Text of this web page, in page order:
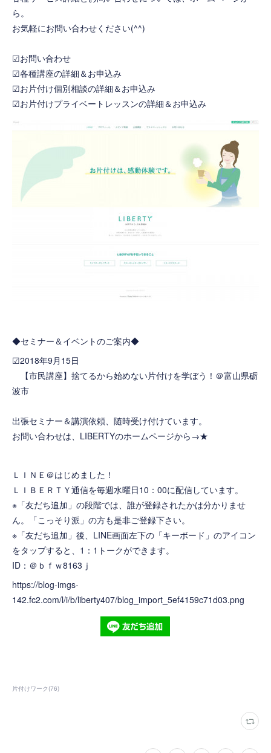
ら。
お気軽にお問い合わせください(^^)
☑お問い合わせ
☑各種講座の詳細＆お申込み
☑お片付け個別相談の詳細＆お申込み
☑お片付けプライベートレッスンの詳細＆お申込み
◆セミナー＆イベントのご案内◆
☑2018年9月15日
【市民講座】捨てるから始めない片付けを学ぼう！＠富山県砺
波市
出張セミナー＆講演依頼、随時受け付けています。
お問い合わせは、LIBERTYのホームページから→★
ＬＩＮＥ＠はじめました！
ＬＩＢＥＲＴＹ通信を毎週水曜日10：00に配信しています。
※「友だち追加」の段階では、誰が登録されたかは分かりませ
ん。「こっそり派」の方も是非ご登録下さい。
※「友だち追加」後、LINE画面左下の「キーボード」のアイコン
をタップすると、1：1トークができます。
ID：＠ｂｆｗ8163ｊ
https://blog-imgs-
142.fc2.com/l/i/b/liberty407/blog_import_5ef4159c71d03.png
片付けワーク(76)